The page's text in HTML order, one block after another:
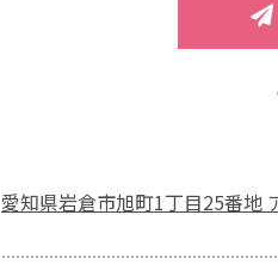
愛知県岩倉市旭町1丁目25番地